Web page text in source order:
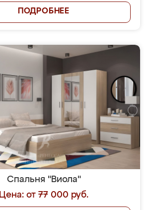
ПОДРОБНЕЕ
Спальня "Виола"
Цена: от 77 000 руб.